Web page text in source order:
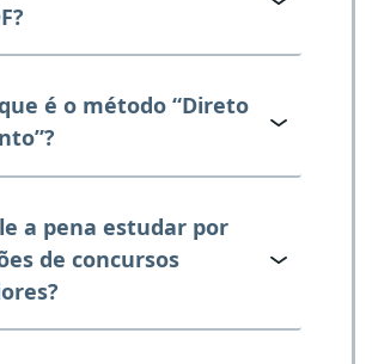
é o método “Direto
a pena estudar por
de concursos